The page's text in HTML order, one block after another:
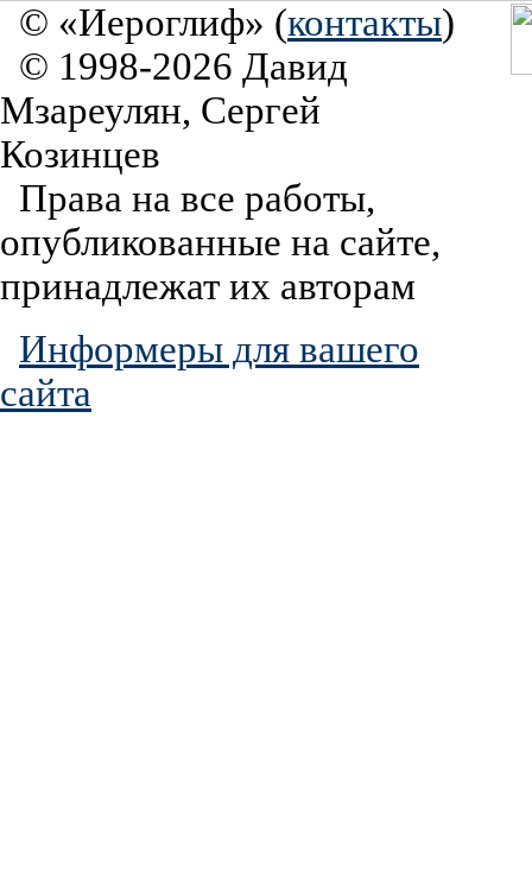
© «Иероглиф» (контакты)
© 1998-2026 Давид
Мзареулян, Сергей
Козинцев
Права на все работы,
опубликованные на сайте,
принадлежат их авторам
Информеры для вашего
сайта